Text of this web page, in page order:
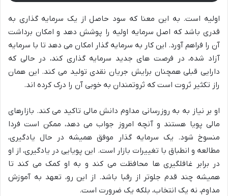
اولیه است. به این معنا که سود حاصل از یک سرمایه گذاری به
قدری باشد که اصل سرمایه اولیه را پوشش دهد و امکان برداشت
آن را فراهم آورد. این کار به سرمایه گذار امکان می دهد تا با سرمایه
آزاد شده، در فرصت های جدید سرمایه گذاری کند، در حالی که
دارایی قبلی همچنان برایش جریان نقدی تولید می کند. این همان
راز تکثیر ثروت است که ثروتمندان به خوبی آن را درک کرده اند.
او بر نیاز به به روزرسانی مداوم دانش مالی تاکید می کند. بازارهای
مالی پویا هستند و آنچه امروز جواب می دهد، ممکن است فردا
منسوخ شود. یک سرمایه گذار موفق همیشه در حال یادگیری،
مطالعه و انطباق با تغییرات بازار است. این پویایی در یادگیری، از او
در برابر غافلگیری ها محافظت می کند و به او کمک می کند تا
همیشه چند قدم جلوتر از رقبا باشد. از این رو، تعهد به آموزش
مداوم، نه یک انتخاب، بلکه یک ضرورت است.